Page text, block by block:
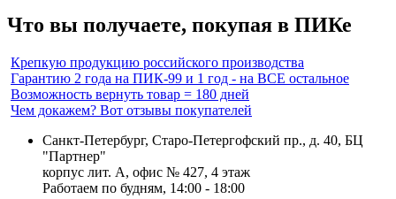
Что вы получаете, покупая в ПИКе
Крепкую продукцию российского производства
Гарантию 2 года на ПИК-99 и 1 год - на ВСЕ остальное
Возможность вернуть товар = 180 дней
Чем докажем? Вот отзывы покупателей
Санкт-Петербург, Старо-Петергофский пр., д. 40, БЦ
"Партнер"
корпус лит. А, офис № 427, 4 этаж
Работаем по будням, 14:00 - 18:00